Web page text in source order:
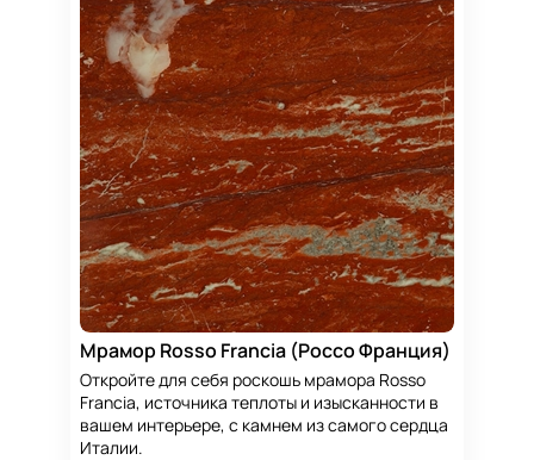
Мрамор Rosso Francia (Россо Франция)
Откройте для себя роскошь мрамора Rosso
Francia, источника теплоты и изысканности в
вашем интерьере, с камнем из самого сердца
Италии.